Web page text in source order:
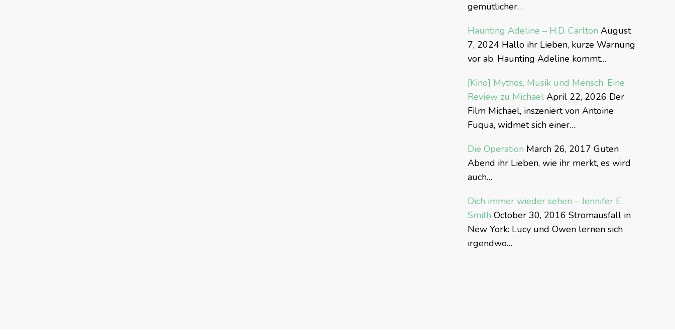
gemütlicher…
Haunting Adeline – H.D. Carlton August
7, 2024 Hallo ihr Lieben, kurze Warnung
vor ab. Haunting Adeline kommt…
[Kino] Mythos, Musik und Mensch: Eine
Review zu MichaelApril 22, 2026 Der
Film Michael, inszeniert von Antoine
Fuqua, widmet sich einer…
Die Operation March 26, 2017 Guten
Abend ihr Lieben, wie ihr merkt, es wird
auch…
Dich immer wieder sehen – Jennifer E.
Smith October 30, 2016 Stromausfall in
New York: Lucy und Owen lernen sich
irgendwo…